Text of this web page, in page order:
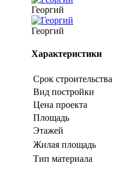
Георгий
Георгий
Характеристики
Срок строительства
Вид постройки
Цена проекта
Площадь
Этажей
Жилая площадь
Тип материала